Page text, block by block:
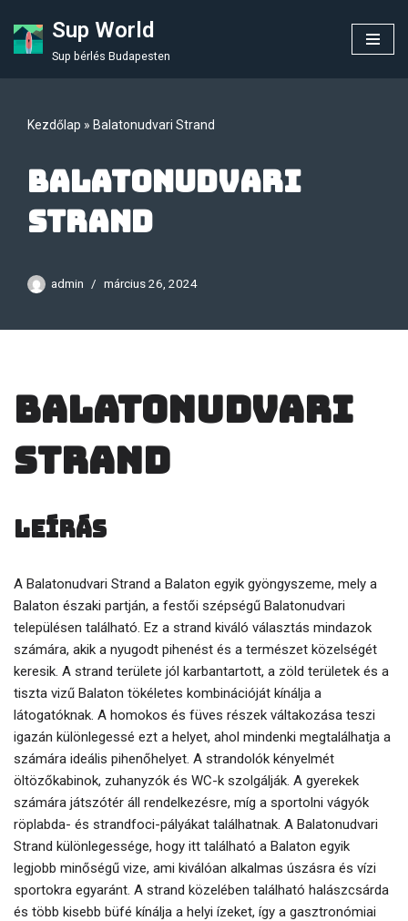
Skip
Sup World
Sup bérlés Budapesten
Kezdőlap » Balatonudvari Strand
Balatonudvari
Strand
admin március 26, 2024
Balatonudvari
Strand
Leírás
A Balatonudvari Strand a Balaton egyik gyöngyszeme, mely a
Balaton északi partján, a festői szépségű Balatonudvari
településen található. Ez a strand kiváló választás mindazok
számára, akik a nyugodt pihenést és a természet közelségét
keresik. A strand területe jól karbantartott, a zöld területek és a
tiszta vizű Balaton tökéletes kombinációját kínálja a
látogatóknak. A homokos és füves részek váltakozása teszi
igazán különlegessé ezt a helyet, ahol mindenki megtalálhatja a
számára ideális pihenőhelyet. A strandolók kényelmét
öltözőkabinok, zuhanyzók és WC-k szolgálják. A gyerekek
számára játszótér áll rendelkezésre, míg a sportolni vágyók
röplabda- és strandfoci-pályákat találhatnak. A Balatonudvari
Strand különlegessége, hogy itt található a Balaton egyik
legjobb minőségű vize, ami kiválóan alkalmas úszásra és vízi
sportokra egyaránt. A strand közelében található halászcsárda
és több kisebb büfé kínálja a helyi ízeket, így a gasztronómiai